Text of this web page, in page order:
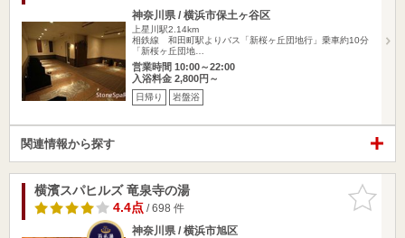
神奈川県 / 横浜市保土ヶ谷区
上星川駅2.14km
相鉄線 和田町駅よりバス「新桜ヶ丘団地行」乗車約10分
「新桜ヶ丘団地…
営業時間 10:00～22:00
入浴料金 2,800円～
日帰り 岩盤浴
関連情報から探す
お気に入
りに追加
横濱スパヒルズ 竜泉寺の湯
4.4点/ 698 件
神奈川県 / 横浜市旭区